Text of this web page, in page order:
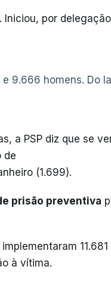
Iniciou, por
9.666 homens. Do
a PSP diz que se
de
(1.699).
prisão preventiva
11.681
à vítima.